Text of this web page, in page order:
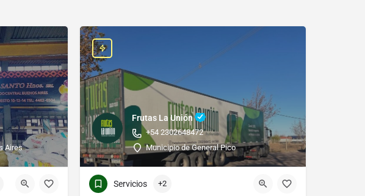
Aires
Frutas La Unión
+54 2302648472
Municipio de General Pico
Servicios +2